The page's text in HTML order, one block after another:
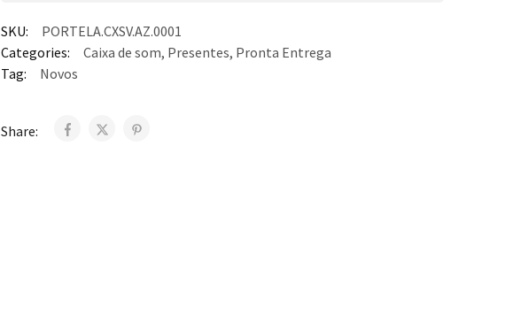
SKU:
PORTELA.CXSV.AZ.0001
Categories:
Caixa de som, Presentes, Pronta Entrega
Tag:
Novos
Share: